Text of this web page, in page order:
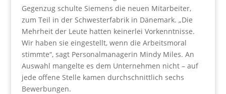
Gegenzug schulte Siemens die neuen Mitarbeiter,
zum Teil in der Schwesterfabrik in Dänemark. „Die
Mehrheit der Leute hatten keinerlei Vorkenntnisse.
Wir haben sie eingestellt, wenn die Arbeitsmoral
stimmte“, sagt Personalmanagerin Mindy Miles. An
Auswahl mangelte es dem Unternehmen nicht – auf
jede offene Stelle kamen durchschnittlich sechs
Bewerbungen.